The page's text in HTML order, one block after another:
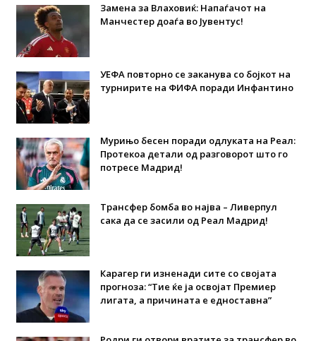
Замена за Влаховиќ: Напаѓачот на
Манчестер доаѓа во Јувентус!
УЕФА повторно се заканува со бојкот на
турнирите на ФИФА поради Инфантино
Мурињо бесен поради одлуката на Реал:
Протекоа детали од разговорот што го
потресе Мадрид!
Трансфер бомба во најва – Ливерпул
сака да се засили од Реал Мадрид!
Карагер ги изненади сите со својата
прогноза: “Тие ќе ја освојат Премиер
лигата, а причината е едноставна”